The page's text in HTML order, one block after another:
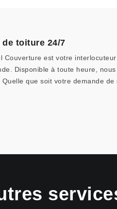
toiture 24/7
est votre
Disponible à toute heure,
que soit votre demande